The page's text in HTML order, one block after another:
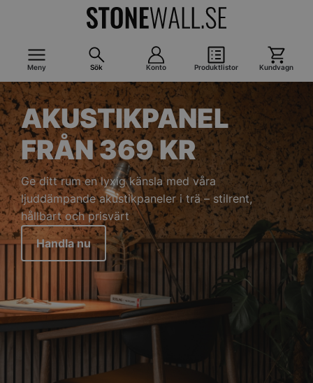
Meny Sök Konto Produktlistor Kundvagn
AKUSTIKPANEL
FRÅN 369 KR
Ge ditt rum en lyxig känsla med våra
ljuddämpande akustikpaneler i trä – stilrent,
hållbart och prisvärt
Handla nu